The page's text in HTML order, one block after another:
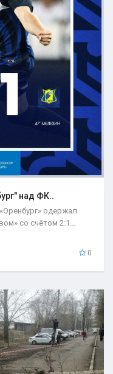
над ФК..
одержал
со счётом 2:1...
0